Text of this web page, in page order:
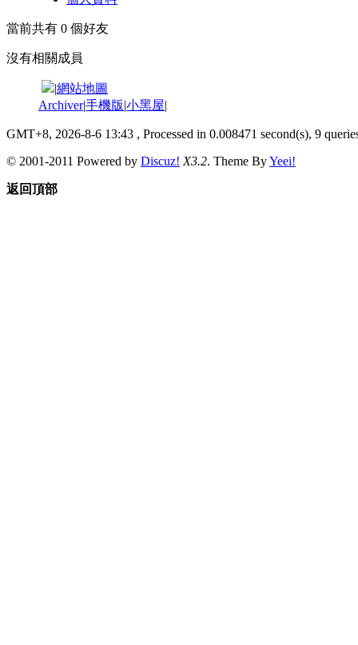
當前共有 0 個好友
沒有相關成員
|網站地圖
Archiver|手機版|小黑屋|
GMT+8, 2026-8-6 13:43 , Processed in 0.008471 second(s), 9
© 2001-2011 Powered by Discuz! X3.2. Theme ByYeei!
返回頂部